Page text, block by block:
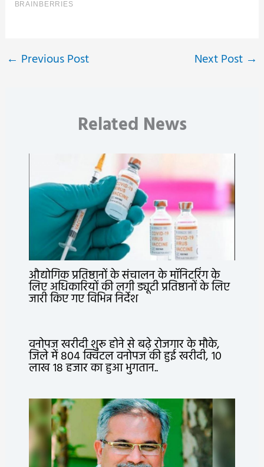
← Previous Post Next Post →
Related News
औद्योगिक प्रतिष्ठानों के संचालन के मॉनिटरिंग के
लिए अधिकारियों की लगी ड्यूटी प्रतिष्ठानों के लिए
जारी किए गए विभिन्न निर्देश
वनोपज खरीदी शुरू होने से बढ़े रोजगार के मौके,
जिले में 804 क्विंटल वनोपज की हुई खरीदी, 10
लाख 18 हजार का हुआ भुगतान..